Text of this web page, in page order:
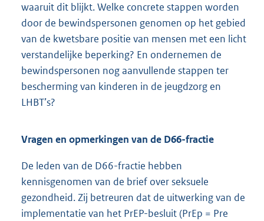
waaruit dit blijkt. Welke concrete stappen worden
door de bewindspersonen genomen op het gebied
van de kwetsbare positie van mensen met een licht
verstandelijke beperking? En ondernemen de
bewindspersonen nog aanvullende stappen ter
bescherming van kinderen in de jeugdzorg en
LHBT’s?
Vragen en opmerkingen van de D66-fractie
De leden van de D66-fractie hebben
kennisgenomen van de brief over seksuele
gezondheid. Zij betreuren dat de uitwerking van de
implementatie van het PrEP-besluit (PrEp = Pre